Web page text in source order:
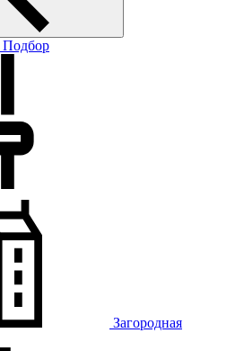
Подбор
Загородная